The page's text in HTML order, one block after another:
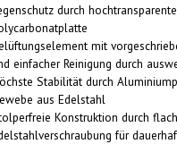
durch
mit
einfacher Reinigung durch
Stabilität durch
aus Edelstahl
Konstruktion durch
für